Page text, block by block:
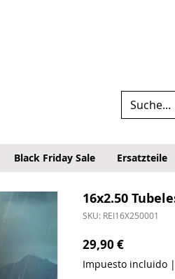
Black Friday Sale Ersatzteile
16x2.50
SKU: REI16X250001
29,90 €Precio
Impuesto incluido|